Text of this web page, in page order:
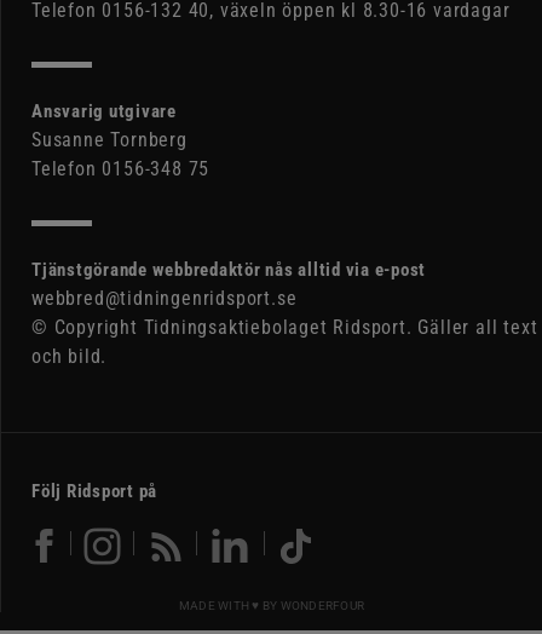
Telefon 0156-132 40, växeln öppen kl 8.30-16 vardagar
Ansvarig utgivare
Susanne Tornberg
Telefon 0156-348 75
Tjänstgörande webbredaktör nås alltid via e-post
webbred@tidningenridsport.se
© Copyright Tidningsaktiebolaget Ridsport. Gäller all text
och bild.
Följ Ridsport på
MADE WITH ♥ BY WONDERFOUR